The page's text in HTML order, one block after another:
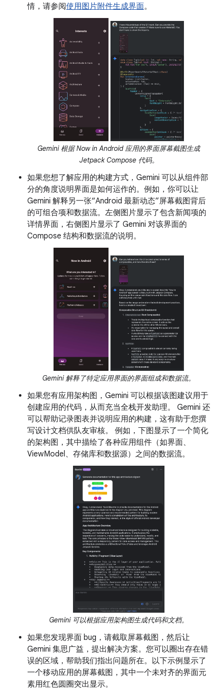
情，请参阅使用图片附件生成界面。
Gemini 根据 Now in Android 应用的界面屏幕截图生成
Jetpack Compose 代码。
如果您想了解应用的构建方式，Gemini 可以从组件部
分的角度说明界面是如何运作的。例如，你可以让
Gemini 解释另一张“Android 最新动态”屏幕截图背后
的可组合项和数据流。左侧图片显示了包含新闻项的
详情界面，右侧图片显示了 Gemini 对该界面的
Compose 结构和数据流的说明。
Gemini 解释了特定应用界面的界面组成和数据流。
如果您有应用架构图，Gemini 可以根据该图建议用于
创建应用的代码，从而充当全栈开发助理。 Gemini 还
可以帮助记录图表并说明应用的构建，这有助于您撰
写设计文档供队友审核。 例如，下图显示了一个简化
的架构图，其中描绘了各种应用组件（如界面、
ViewModel、存储库和数据源）之间的数据流。
Gemini 可以根据应用架构图生成代码和文档。
如果您发现界面 bug，请截取屏幕截图，然后让
Gemini 集思广益，提出解决方案。您可以圈出存在错
误的区域，帮助我们指出问题所在。以下示例显示了
一个移动应用的屏幕截图，其中一个未对齐的界面元
素用红色圆圈突出显示。